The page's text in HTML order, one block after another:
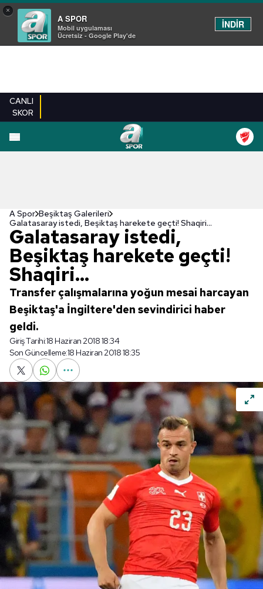
×
A SPOR
Mobil uygulaması
Ücretsiz - Google Play'de
İNDİR
CANLI
SKOR
EN YENILER
A Spor Beşiktaş Galerileri
Galatasaray istedi, Beşiktaş harekete geçti! Shaqiri...
Galatasaray istedi,
Beşiktaş harekete geçti!
Shaqiri...
Transfer çalışmalarına yoğun mesai harcayan
Beşiktaş'a İngiltere'den sevindirici haber
geldi.
Giriş Tarihi:18 Haziran 2018 18:34
Son Güncelleme:18 Haziran 2018 18:35